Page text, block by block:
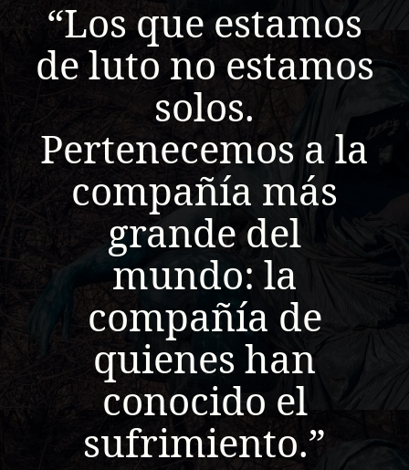
de
la
muerte,
el
pérdida
“Los que estamos
de luto no estamos
solos.
Pertenecemos a la
compañía más
grande del
mundo: la
compañía de
quienes han
conocido el
sufrimiento.”